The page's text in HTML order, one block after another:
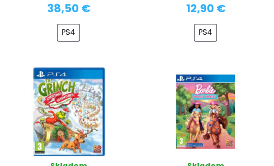
38,50 €
PS4
12,90 €
PS4